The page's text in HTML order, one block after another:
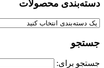
دسته‌بندی‌ محصولات
جستجو
جستجو برای: